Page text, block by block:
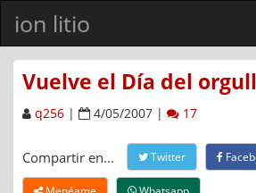
ion litio
Vuelve el Día del
q256 | 4/05/2007 | 17
Compartir en... Twitter